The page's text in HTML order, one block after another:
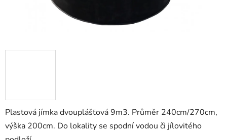
Plastová jímka dvouplášťová 9m3. Průměr 240cm/270cm,
výška 200cm. Do lokality se spodní vodou či jílovitého